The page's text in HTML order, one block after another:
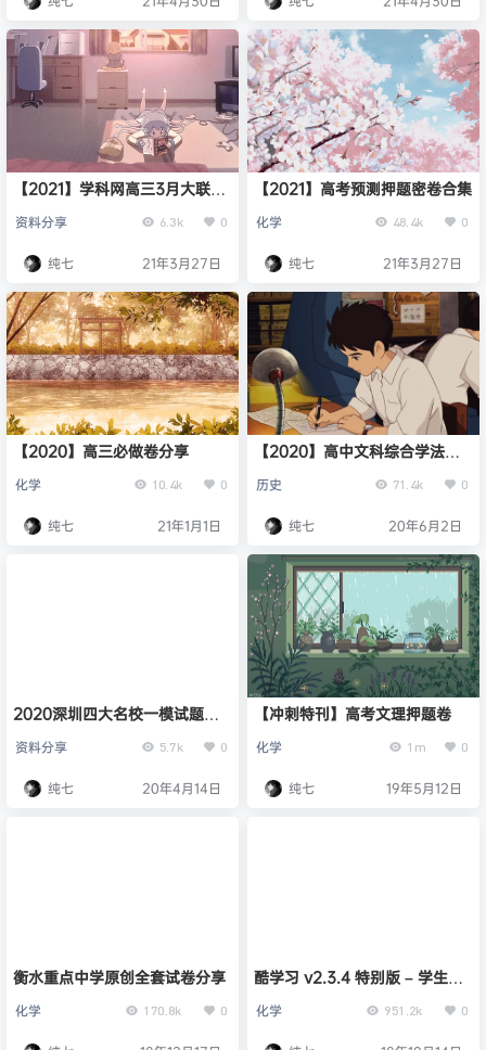
【2021】学科网高三3月大联考
卷）
资料分享 6.3k 0
纯七 21年3月27日
【2021】高考预测押题密卷合集
化学 48.4k 0
纯七 21年3月27日
【2020】高三必做卷分享
化学 10.4k 0
纯七 21年1月1日
【2020】高中文科综合学法指
历史 71.4k 0
纯七 20年6月2日
2020深圳四大名校一模试题
资料分享 5.7k 0
纯七 20年4月14日
【冲刺特刊】高考文理押题卷
化学 1m 0
纯七 19年5月12日
衡水重点中学原创全套试卷分享
化学 170.8k 0
酷学习 v2.3.4 特别版 – 学生党
化学 951.2k 0